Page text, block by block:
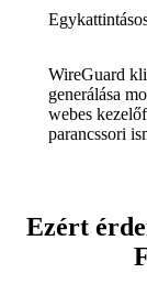
WireGuard
generálása
webes
parancssori
Ezért